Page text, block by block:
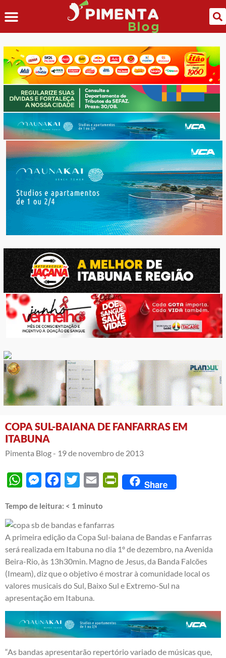
COPA SUL-BAIANA DE FANFARRAS EM
ITABUNA
Pimenta Blog - 19 de novembro de 2013
WhatsAppMessengerFacebook
Twitter Email PrintFriendly
Share
Tempo de leitura: < 1 minuto
A primeira edição da Copa Sul-baiana de Bandas e Fanfarras
será realizada em Itabuna no dia 1º de dezembro, na Avenida
Beira-Rio, às 13h30min. Magno de Jesus, da Banda Falcões
(Imeam), diz que o objetivo é mostrar à comunidade local os
valores musicais do Sul, Baixo Sul e Extremo-Sul na
apresentação em Itabuna.
“As bandas apresentarão repertório variado de músicas que,